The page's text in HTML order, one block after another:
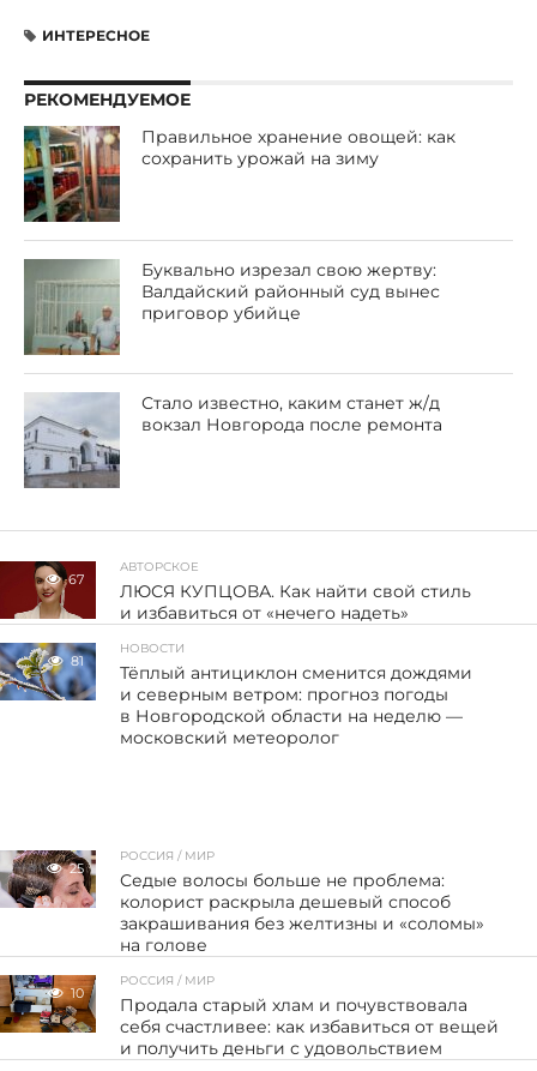
ИНТЕРЕСНОЕ
РЕКОМЕНДУЕМОЕ
Правильное хранение овощей: как
сохранить урожай на зиму
Буквально изрезал свою жертву:
Валдайский районный суд вынес
приговор убийце
Стало известно, каким станет ж/д
вокзал Новгорода после ремонта
67
АВТОРСКОЕ
ЛЮСЯ КУПЦОВА. Как найти свой стиль
и избавиться от «нечего надеть»
81
НОВОСТИ
Тёплый антициклон сменится дождями
и северным ветром: прогноз погоды
в Новгородской области на неделю —
московский метеоролог
25
РОССИЯ / МИР
Седые волосы больше не проблема:
колорист раскрыла дешевый способ
закрашивания без желтизны и «соломы»
на голове
10
РОССИЯ / МИР
Продала старый хлам и почувствовала
себя счастливее: как избавиться от вещей
и получить деньги с удовольствием